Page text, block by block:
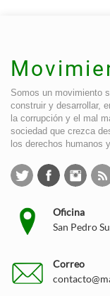
Somos un movimiento
construir y desarrollar,
la corrupción y el mal
sociedad que crezca
los derechos humanos
Oficina
San Pedro
Correo